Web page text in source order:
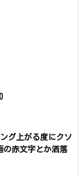
グ上がる度にクソ
の赤文字とか洒落